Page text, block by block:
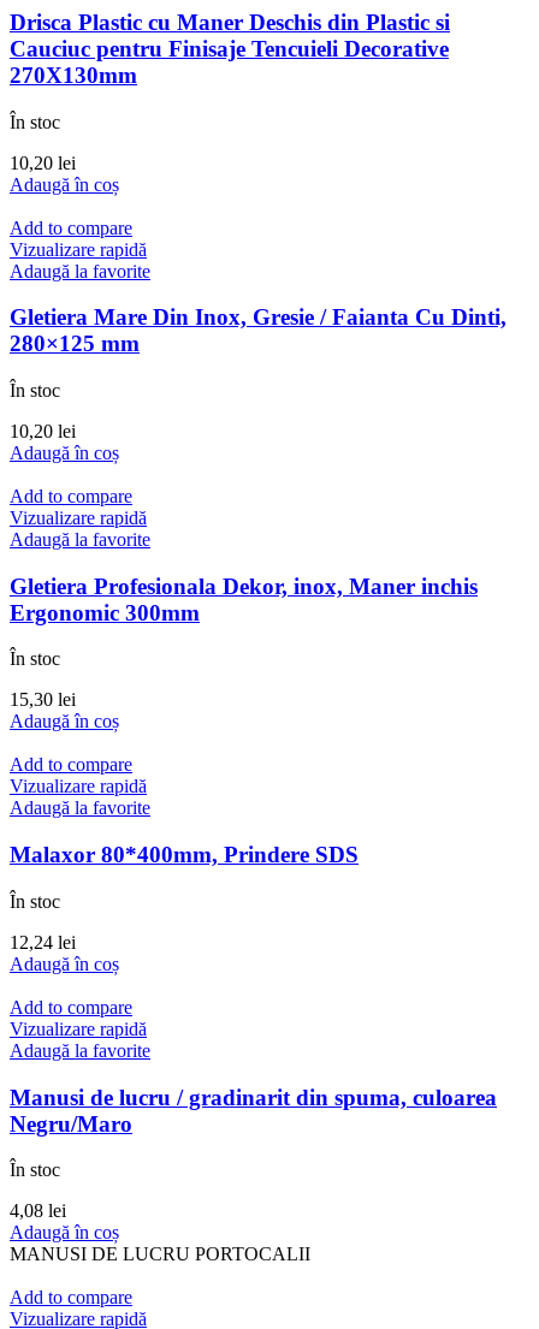
Drisca Plastic cu Maner Deschis din Plastic si
Cauciuc pentru Finisaje Tencuieli Decorative
270X130mm
În stoc
10,20 lei
Adaugă în coș
Add to compare
Vizualizare rapidă
Adaugă la favorite
Gletiera Mare Din Inox, Gresie / Faianta Cu Dinti,
280×125 mm
În stoc
10,20 lei
Adaugă în coș
Add to compare
Vizualizare rapidă
Adaugă la favorite
Gletiera Profesionala Dekor, inox, Maner inchis
Ergonomic 300mm
În stoc
15,30 lei
Adaugă în coș
Add to compare
Vizualizare rapidă
Adaugă la favorite
Malaxor 80*400mm, Prindere SDS
În stoc
12,24 lei
Adaugă în coș
Add to compare
Vizualizare rapidă
Adaugă la favorite
Manusi de lucru / gradinarit din spuma, culoarea
Negru/Maro
În stoc
4,08 lei
Adaugă în coș
MANUSI DE LUCRU PORTOCALII
Add to compare
Vizualizare rapidă